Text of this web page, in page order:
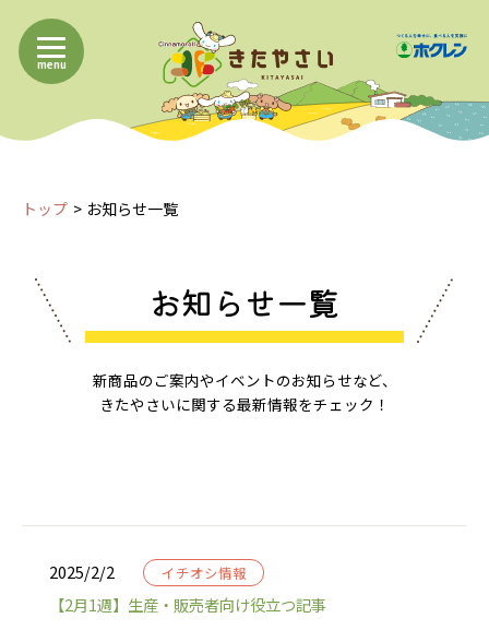
menu
トップ お知らせ一覧
お知らせ一覧
新商品のご案内やイベントのお知らせなど、
きたやさいに関する最新情報をチェック！
2025/2/2 イチオシ情報
【2月1週】生産・販売者向け役立つ記事